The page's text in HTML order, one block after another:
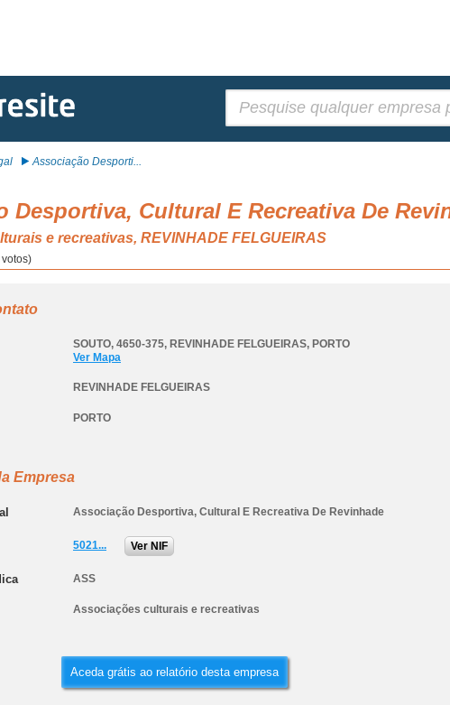
Associação Desporti...
Desportiva, Cultural E Recreativa De
e recreativas, REVINHADE FELGUEIRAS
votos)
SOUTO, 4650-375, REVINHADE FELGUEIRAS, PORTO
Ver Mapa
REVINHADE FELGUEIRAS
PORTO
Empresa
Associação Desportiva, Cultural E Recreativa De Revinhade
5021... Ver NIF
ASS
Associações culturais e recreativas
Aceda grátis ao relatório desta empresa